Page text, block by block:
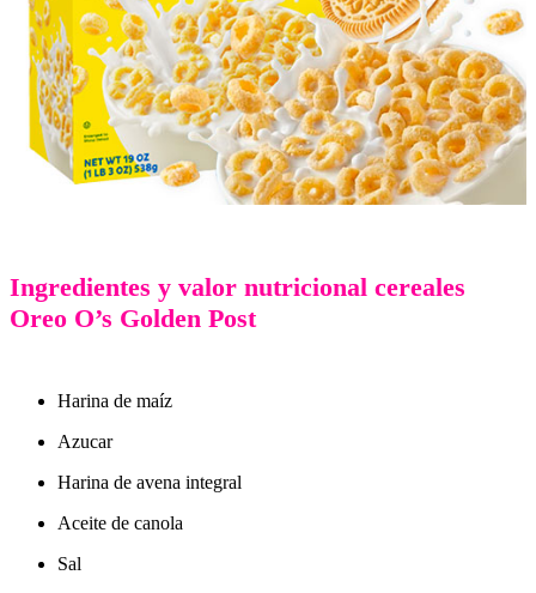
Ingredientes y valor nutricional cereales
Oreo O’s Golden Post
Harina de maíz
Azucar
Harina de avena integral
Aceite de canola
Sal